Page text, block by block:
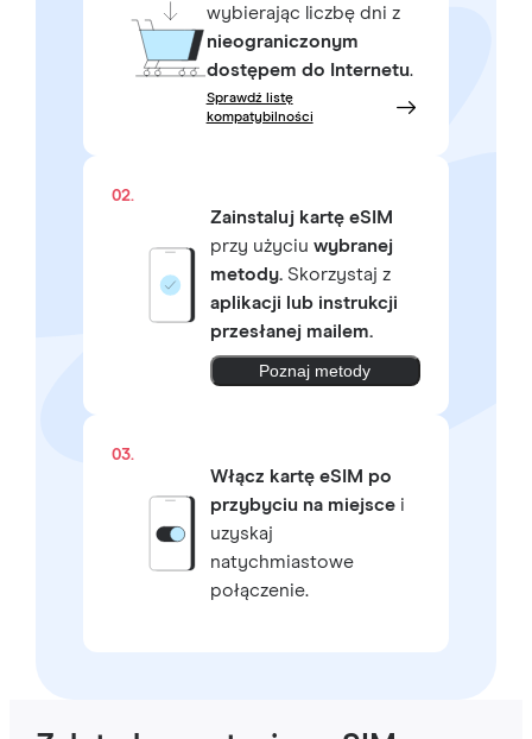
wybierając liczbę dni z
nieograniczonym
dostępem do Internetu.
Sprawdź listę
kompatybilności
02.
Zainstaluj kartę eSIM
przy użyciu wybranej
metody.Skorzystaj z
aplikacji lub instrukcji
przesłanej mailem.
Poznaj metody
03.
Włącz kartę eSIM po
przybyciu na miejscei
uzyskaj
natychmiastowe
połączenie.